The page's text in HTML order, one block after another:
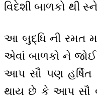
વિદેશી બાળકો થી
આ બુદ્ધિ ની રમત
એવાં બાળકો ને જોઈ
આપ સૌ પણ હર્ષિત
થાય છે કે આપ સૌ